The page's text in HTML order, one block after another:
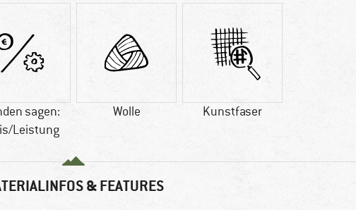
sagen:
Leistung
Wolle Kunstfaser
& FEATURES